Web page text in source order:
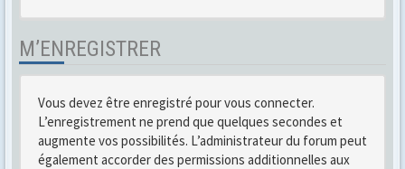
M’ENREGISTRER
Vous devez être enregistré pour vous connecter.
L’enregistrement ne prend que quelques secondes et
augmente vos possibilités. L’administrateur du forum peut
également accorder des permissions additionnelles aux